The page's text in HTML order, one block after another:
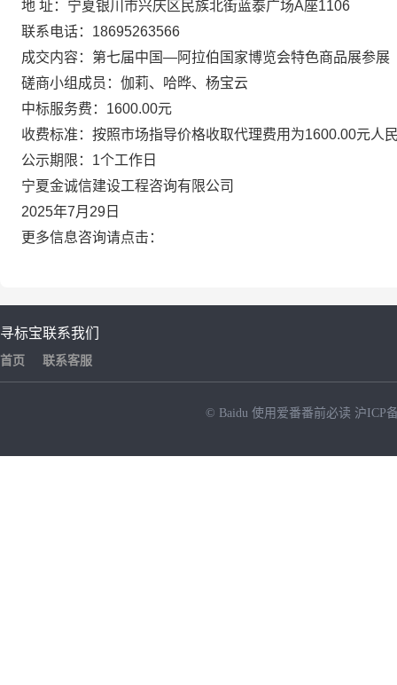
地 址： 宁夏银川市兴庆区民族北街蓝泰广场A座1106
联系电话： 18695263566
成交内容：第七届中国—阿拉伯国家博览会特色商品展参展
磋商小组成员： 伽莉、哈晔、杨宝云
中标服务费： 1600.00元
收费标准：按照市场指导价格收取代理费用为1600.00元人
公示期限： 1个工作日
宁夏金诚信建设工程咨询有限公司
2025年7月 29 日
更多信息咨询请点击：
寻标宝
首页
联系我们
联系客服
© Baidu 使用爱番番前必读 沪ICP